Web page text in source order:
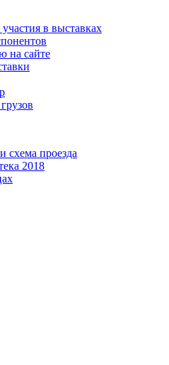
в выставках
на сайте
схема проезда
2018